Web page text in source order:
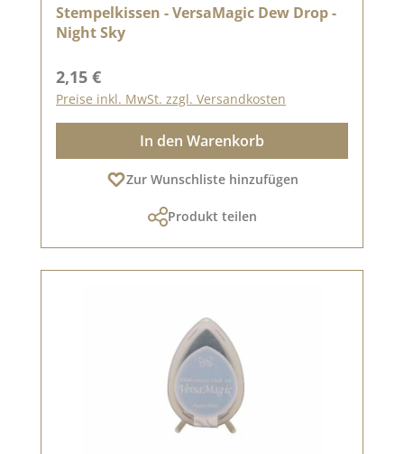
Stempelkissen - VersaMagic Dew Drop -
Night Sky
Regulärer Preis:
2,15 €
Preise inkl. MwSt. zzgl. Versandkosten
In den Warenkorb
Zur Wunschliste hinzufügen
Produkt teilen